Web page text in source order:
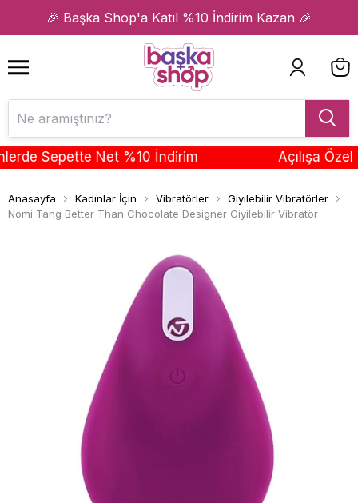
🎉 Başka Shop'a Katıl %10 İndirim Kazan 🎉
1 2
Sepette Net %10 İndirim Açılışa Özel
Anasayfa Kadınlar İçin Vibratörler
Giyilebilir Vibratörler
Nomi Tang Better Than Chocolate Designer Giyilebilir Vibratör